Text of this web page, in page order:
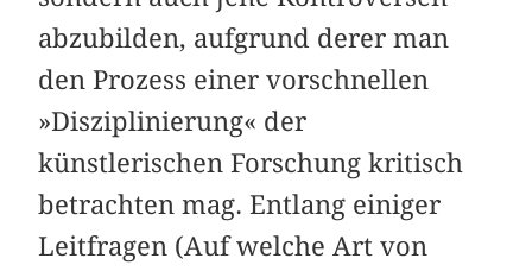
abzubilden, aufgrund derer man
den Prozess einer vorschnellen
»Disziplinierung« der
künstlerischen Forschung kritisch
betrachten mag. Entlang einiger
Leitfragen (Auf welche Art von